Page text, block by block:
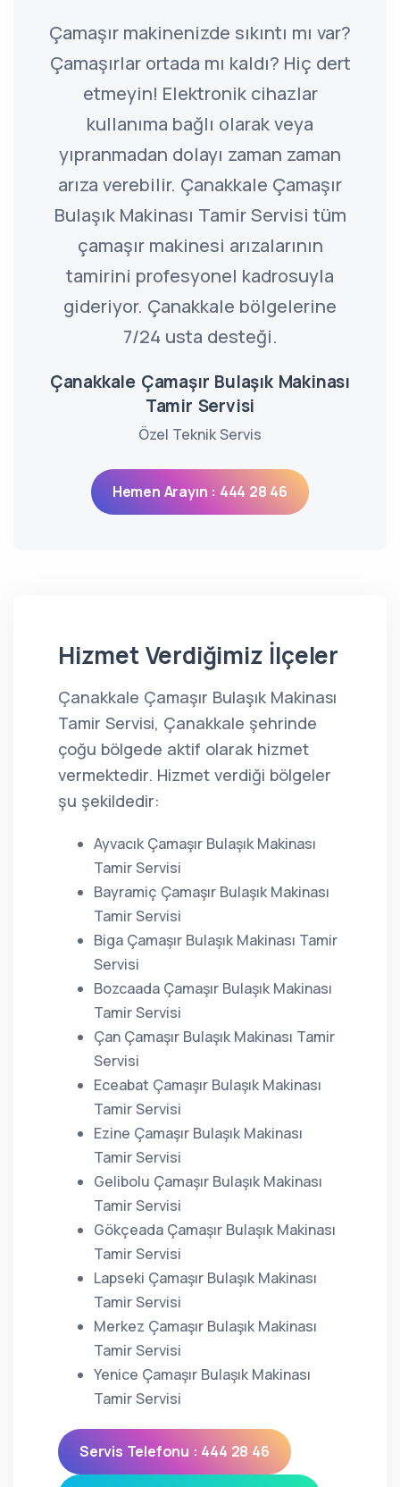
Çamaşır makinenizde sıkıntı mı var?
Çamaşırlar ortada mı kaldı? Hiç dert
etmeyin! Elektronik cihazlar
kullanıma bağlı olarak veya
yıpranmadan dolayı zaman zaman
arıza verebilir. Çanakkale Çamaşır
Bulaşık Makinası Tamir Servisi tüm
çamaşır makinesi arızalarının
tamirini profesyonel kadrosuyla
gideriyor. Çanakkale bölgelerine
7/24 usta desteği.
Çanakkale Çamaşır Bulaşık Makinası
Tamir Servisi
Özel Teknik Servis
Hemen Arayın : 444 28 46
Hizmet Verdiğimiz İlçeler
Çanakkale Çamaşır Bulaşık Makinası
Tamir Servisi, Çanakkale şehrinde
çoğu bölgede aktif olarak hizmet
vermektedir. Hizmet verdiği bölgeler
şu şekildedir:
Ayvacık Çamaşır Bulaşık Makinası
Tamir Servisi
Bayramiç Çamaşır Bulaşık Makinası
Tamir Servisi
Biga Çamaşır Bulaşık Makinası Tamir
Servisi
Bozcaada Çamaşır Bulaşık Makinası
Tamir Servisi
Çan Çamaşır Bulaşık Makinası Tamir
Servisi
Eceabat Çamaşır Bulaşık Makinası
Tamir Servisi
Ezine Çamaşır Bulaşık Makinası
Tamir Servisi
Gelibolu Çamaşır Bulaşık Makinası
Tamir Servisi
Gökçeada Çamaşır Bulaşık Makinası
Tamir Servisi
Lapseki Çamaşır Bulaşık Makinası
Tamir Servisi
Merkez Çamaşır Bulaşık Makinası
Tamir Servisi
Yenice Çamaşır Bulaşık Makinası
Tamir Servisi
Servis Telefonu : 444 28 46